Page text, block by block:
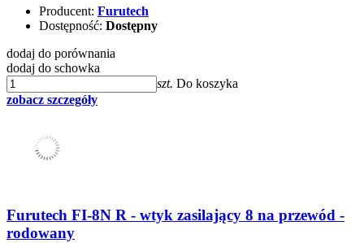
Producent: Furutech
Dostępność: Dostępny
dodaj do porównania
dodaj do schowka
szt. Do koszyka
zobacz szczegóły
Furutech FI-8N R - wtyk zasilający 8 na przewód -
rodowany